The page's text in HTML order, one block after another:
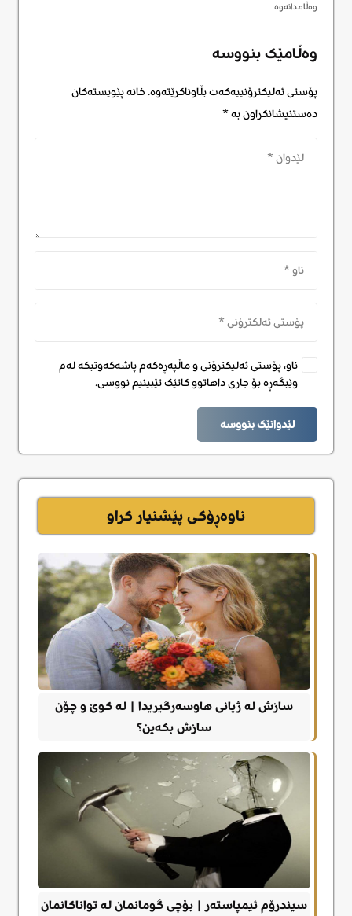
وەڵامدانەوە
وەڵامێک بنووسە
پۆستی ئەلیکترۆنییەکەت بڵاوناکرێتەوە.خانە پێویستەکان
دەستنیشانکراون بە*
ناو، پۆستی ئەلیکترۆنی و ماڵپەڕەکەم پاشەکەوتبکە لەم
وێبگەڕە بۆ جاری داهاتوو کاتێک تێبینیم نووسی.
لێدوانێک بنووسە
ناوەڕۆکی پێشنیار کراو
سازش لە ژیانی هاوسەرگیریدا | لە کوێ و چۆن
سازش بکەین؟
سیندرۆم ئیمپاستەر | بۆچی گومانمان لە تواناکانمان